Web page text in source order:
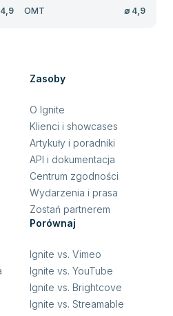
4,9 OMT ∅ 4,9
Zasoby
O Ignite
Klienci i showcases
Artykuły i poradniki
API i dokumentacja
Centrum zgodności
Wydarzenia i prasa
Zostań partnerem
Porównaj
Ignite vs. Vimeo
Ignite vs. YouTube
Ignite vs. Brightcove
Ignite vs. Streamable